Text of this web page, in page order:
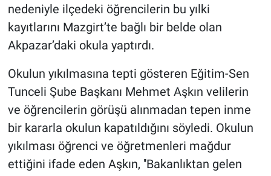
nedeniyle ilçedeki öğrencilerin bu yılki
kayıtlarını Mazgirt’te bağlı bir belde olan
Akpazar’daki okula yaptırdı.
Okulun yıkılmasına tepti gösteren Eğitim-Sen
Tunceli Şube Başkanı Mehmet Aşkın velilerin
ve öğrencilerin görüşü alınmadan tepen inme
bir kararla okulun kapatıldığını söyledi. Okulun
yıkılması öğrenci ve öğretmenleri mağdur
ettiğini ifade eden Aşkın, ''Bakanlıktan gelen
Nedir
Popüler
Programlar
Sağlık
Spor
Teknoloji